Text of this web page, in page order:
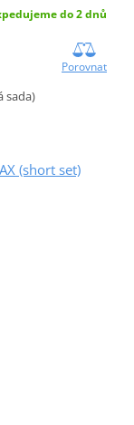
do 2 dnů
Porovnat
sada)
(short set)